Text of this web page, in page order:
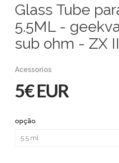
Glass Tube
5.5ML -
sub ohm - ZX II
Acessorios
5€ EUR
opção